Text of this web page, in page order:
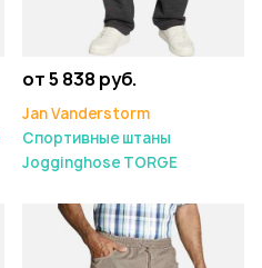
от 5 838 руб.
Jan Vanderstorm
Спортивные штаны
Jogginghose TORGE